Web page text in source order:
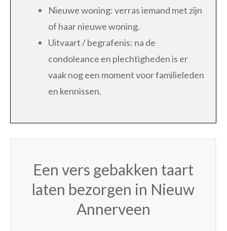
Nieuwe woning: verras iemand met zijn
of haar nieuwe woning.
Uitvaart / begrafenis: na de
condoleance en plechtigheden is er
vaak nog een moment voor familieleden
en kennissen.
Een vers gebakken taart
laten bezorgen in Nieuw
Annerveen